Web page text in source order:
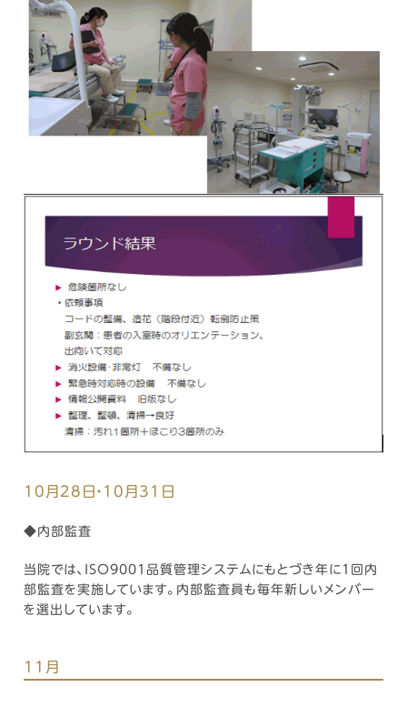
10月28日・10月31日
◆内部監査
当院では、ISO9001品質管理システムにもとづき年に1回内
部監査を実施しています。内部監査員も毎年新しいメンバー
を選出しています。
11月